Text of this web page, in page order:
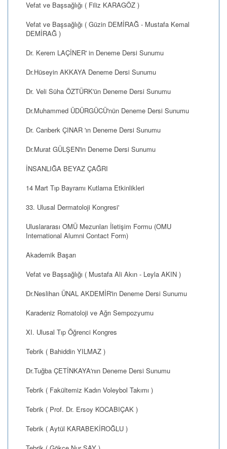
Vefat ve Başsağlığı ( Filiz KARAGÖZ )
Vefat ve Başsağlığı ( Güzin DEMİRAĞ - Mustafa Kemal
DEMİRAĞ )
Dr. Kerem LAÇİNER' in Deneme Dersi Sunumu
Dr.Hüseyin AKKAYA Deneme Dersi Sunumu
Dr. Veli Süha ÖZTÜRK'ün Deneme Dersi Sunumu
Dr.Muhammed ÜDÜRGÜCÜ'nün Deneme Dersi Sunumu
Dr. Canberk ÇINAR 'ın Deneme Dersi Sunumu
Dr.Murat GÜLŞEN'in Deneme Dersi Sunumu
İNSANLIĞA BEYAZ ÇAĞRI
14 Mart Tıp Bayramı Kutlama Etkinlikleri
33. Ulusal Dermatoloji Kongresi'
Uluslararası OMÜ Mezunları İletişim Formu (OMU
International Alumni Contact Form)
Akademik Başarı
Vefat ve Başsağlığı ( Mustafa Ali Akın - Leyla AKIN )
Dr.Neslihan ÜNAL AKDEMİR'in Deneme Dersi Sunumu
Karadeniz Romatoloji ve Ağrı Sempozyumu
XI. Ulusal Tıp Öğrenci Kongres
Tebrik ( Bahiddin YILMAZ )
Dr.Tuğba ÇETİNKAYA'nın Deneme Dersi Sunumu
Tebrik ( Fakültemiz Kadın Voleybol Takımı )
Tebrik ( Prof. Dr. Ersoy KOCABIÇAK )
Tebrik ( Aytül KARABEKİROĞLU )